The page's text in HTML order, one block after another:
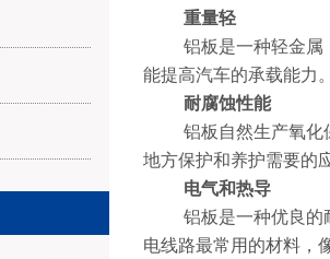
重量轻
铝板是一种轻金属
能提高汽车的承载能力。
耐腐蚀性能
铝板自然生产氧化
地方保护和养护需要的
电气和热导
铝板是一种优良的
电线路最常用的材料，